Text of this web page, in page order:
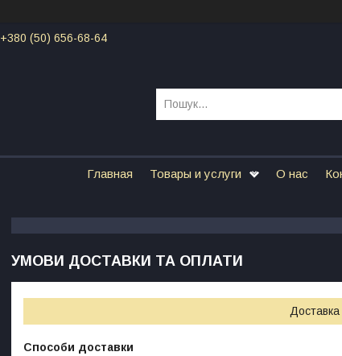
+380 (50) 656-68-64
Главная Товары и услуги О нас
УМОВИ ДОСТАВКИ ТА ОПЛАТИ
Доставка
Способи доставки